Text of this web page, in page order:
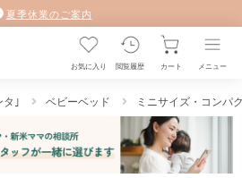
夏季休業のご案内
お気に入り 閲覧履歴 カート メニュー
タ｣ ベビーベッド ミニサイズ・コンパ